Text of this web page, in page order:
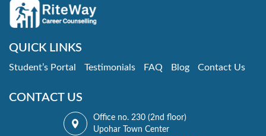
QUICK LINKS
Student’s Portal Testimonials FAQ Blog Contact Us
CONTACT US
Office no. 230 (2nd floor)
Upohar Town Center